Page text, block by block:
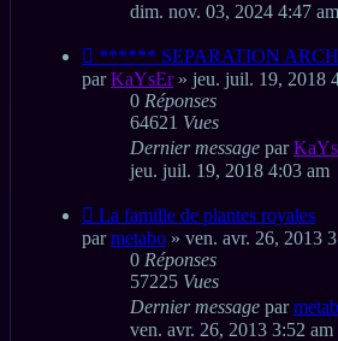
dim. nov. 03, 2024 4:47 am
Nouveau
message
****** SEPARATION
parKaYsEr» jeu. juil. 19, 2018
0 Réponses
64621 Vues
Dernier message par
jeu. juil. 19, 2018 4:03 am
Nouveau
message
La famille de plantes royales
parmetabo » ven. avr. 26, 2013
0 Réponses
57225 Vues
Dernier message par
ven. avr. 26, 2013 3:52 am